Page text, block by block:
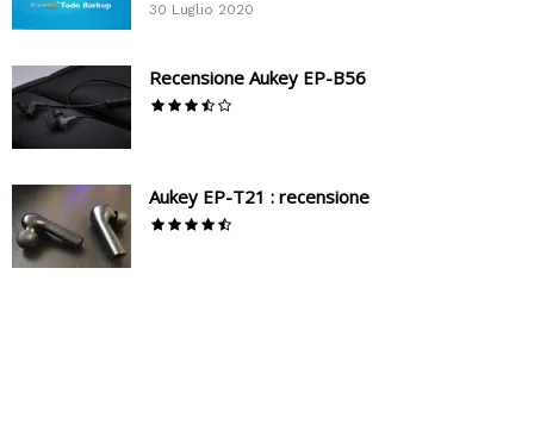
30 Luglio 2020
Recensione Aukey EP-B56
Aukey EP-T21 : recensione